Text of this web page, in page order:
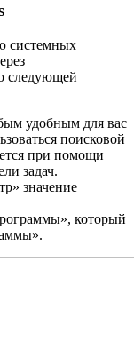
системных
следующей
удобным для вас
поисковой
при помощи
задач.
значение
который